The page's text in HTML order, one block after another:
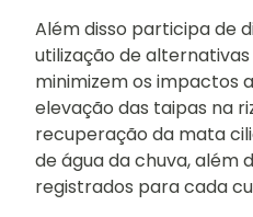
Além disso participa de
utilização de
minimizem os impactos
elevação das taipas na
recuperação da mata
de água da chuva, além
registrados para cada